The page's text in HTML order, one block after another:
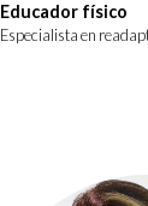
Educador físico
Especialista en